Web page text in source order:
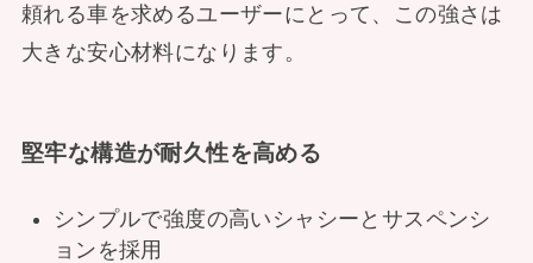
頼れる車を求めるユーザーにとって、この強さは
大きな安心材料になります。
堅牢な構造が耐久性を高める
シンプルで強度の高いシャシーとサスペンシ
ョンを採用